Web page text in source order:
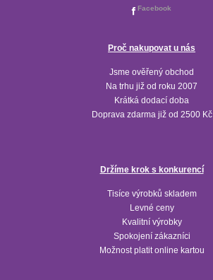
Facebook
Proč nakupovat u nás
Jsme ověřený obchod
Na trhu již od roku 2007
Krátká dodací doba
Doprava zdarma již od 2500 Kč
Držíme krok s konkurencí
Tisíce výrobků skladem
Levné ceny
Kvalitní výrobky
Spokojení zákazníci
Možnost platit online kartou